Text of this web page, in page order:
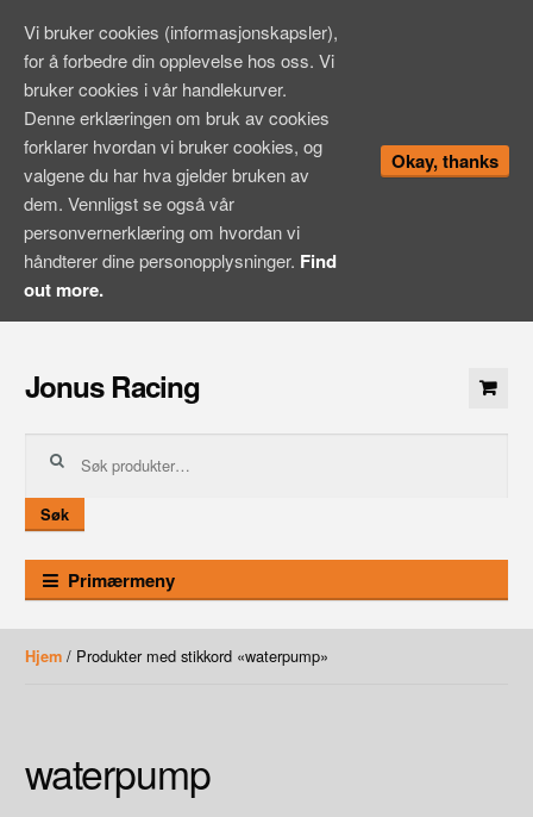
innhold
Jonus Racing
etter:
Søk
Primærmeny
Hjem/ Produkter med stikkord «waterpump»
waterpump
Vi bruker cookies (informasjonskapsler),
for å forbedre din opplevelse hos oss. Vi
bruker cookies i vår handlekurver.
Denne erklæringen om bruk av cookies
forklarer hvordan vi bruker cookies, og
valgene du har hva gjelder bruken av
dem. Vennligst se også vår
personvernerklæring om hvordan vi
håndterer dine personopplysninger. Find
out more.
Okay, thanks